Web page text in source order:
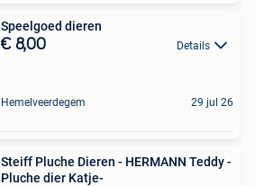
Speelgoed dieren
€ 8,00 Details
Hemelveerdegem 29 jul 26
Steiff Pluche Dieren - HERMANN Teddy -
Pluche dier Katje-